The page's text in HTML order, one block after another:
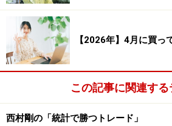
％
平均利益（円）： 24,876 円 平均
％
平均損失（円）： -10,439 円 平均
合計損益（円）： 288,074 円
【2026年】4月に買っ
この記事に関連する
西村剛の「統計で勝つトレード」